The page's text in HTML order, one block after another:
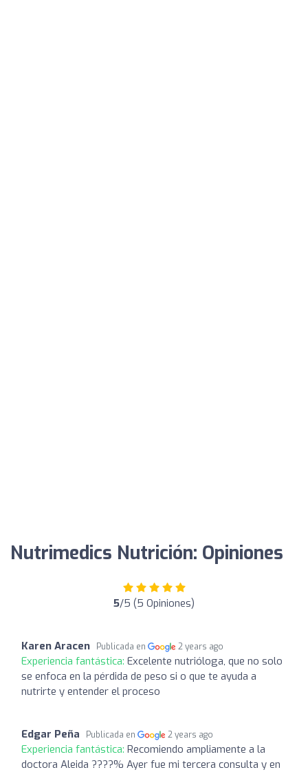
Nutrimedics Nutrición: Opiniones
5/5 (5 Opiniones)
Karen Aracen Publicada en 2 years ago
Experiencia fantástica: Excelente nutrióloga, que no solo
se enfoca en la pérdida de peso si o que te ayuda a
nutrirte y entender el proceso
Edgar Peña Publicada en 2 years ago
Experiencia fantástica: Recomiendo ampliamente a la
doctora Aleida ????% Ayer fue mi tercera consulta y en